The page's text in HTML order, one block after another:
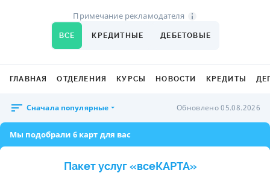
ВСЕ КРЕДИТНЫЕ ДЕБЕТОВЫЕ
Примечание рекламодателя
ГЛАВНАЯ ОТДЕЛЕНИЯ КУРСЫ НОВОСТИ КРЕДИТЫ
Сначала популярные Обновлено 05.08.2026
Мы подобрали 6 карт для вас
Пакет услуг «всеКАРТА»